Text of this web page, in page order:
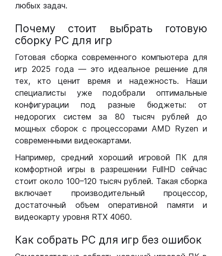
любых задач.
Почему стоит выбрать готовую
сборку РС для игр
Готовая сборка современного компьютера для
игр 2025 года — это идеальное решение для
тех, кто ценит время и надежность. Наши
специалисты уже подобрали оптимальные
конфигурации под разные бюджеты: от
недорогих систем за 80 тысяч рублей до
мощных сборок с процессорами AMD Ryzen и
современными видеокартами.
Например, средний хороший игровой ПК для
комфортной игры в разрешении FullHD сейчас
стоит около 100–120 тысяч рублей. Такая сборка
включает производительный процессор,
достаточный объем оперативной памяти и
видеокарту уровня RTX 4060.
Как собрать РС для игр без ошибок